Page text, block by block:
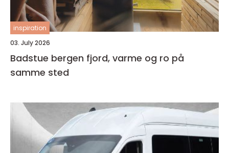
inspiration
03. July 2026
Badstue bergen fjord, varme og ro på
samme sted